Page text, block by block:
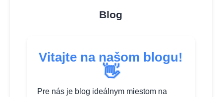
Blog
Vitajte na našom blogu!
👋
Pre nás je blog ideálnym miestom na